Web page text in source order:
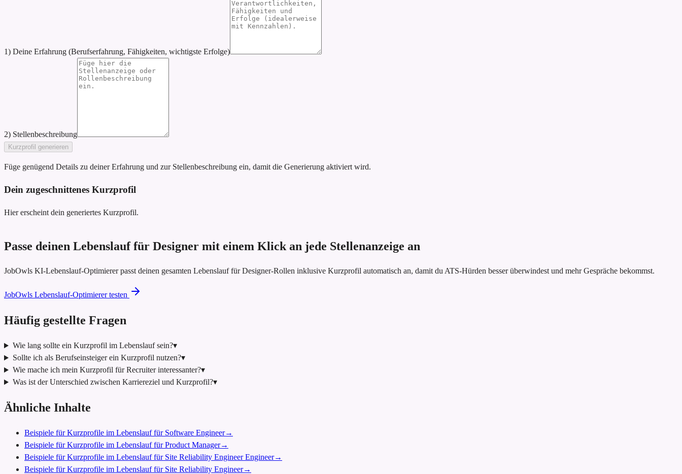
1) Deine Erfahrung (Berufserfahrung, Fähigkeiten, wichtigste Erfolge)
2) Stellenbeschreibung
Kurzprofil generieren
Füge genügend Details zu deiner Erfahrung und zur Stellenbeschreibung ein, damit die Generierung aktiviert wird.
Dein zugeschnittenes Kurzprofil
Hier erscheint dein generiertes Kurzprofil.
Passe deinen Lebenslauf für Designer mit einem Klick an jede Stellenanzeige an
JobOwls KI-Lebenslauf-Optimierer passt deinen gesamten Lebenslauf für Designer-Rollen inklusive Kurzprofil automatisch an, damit du ATS-Hürden besser überwindest und mehr Gespräche bekommst.
JobOwls Lebenslauf-Optimierer testen
Häufig gestellte Fragen
Wie lang sollte ein Kurzprofil im Lebenslauf sein?▾
Sollte ich als Berufseinsteiger ein Kurzprofil nutzen?▾
Wie mache ich mein Kurzprofil für Recruiter interessanter?▾
Was ist der Unterschied zwischen Karriereziel und Kurzprofil?▾
Ähnliche Inhalte
Beispiele für Kurzprofile im Lebenslauf für Software Engineer→
Beispiele für Kurzprofile im Lebenslauf für Product Manager→
Beispiele für Kurzprofile im Lebenslauf für Site Reliability Engineer Engineer→
Beispiele für Kurzprofile im Lebenslauf für Site Reliability Engineer→